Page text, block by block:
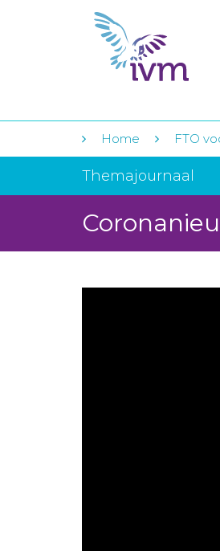
Home FTO
Themajournaal